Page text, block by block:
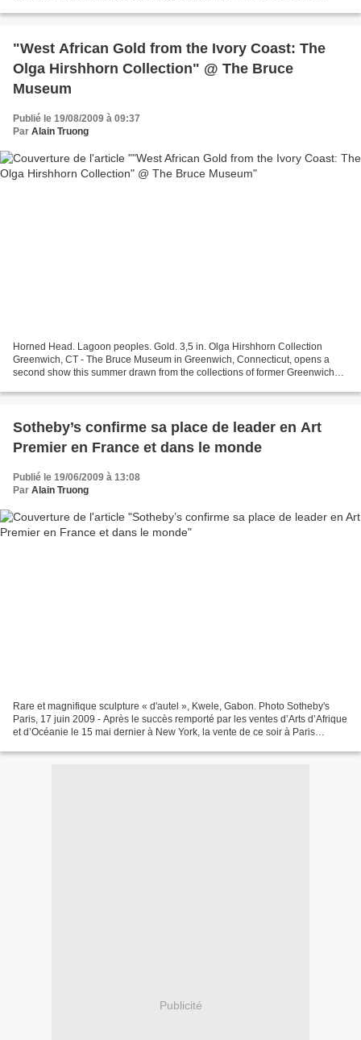
"West African Gold from the Ivory Coast: The
Olga Hirshhorn Collection" @ The Bruce
Museum
Publié le 19/08/2009 à 09:37
Par Alain Truong
Horned Head. Lagoon peoples. Gold. 3,5 in. Olga Hirshhorn Collection
Greenwich, CT - The Bruce Museum in Greenwich, Connecticut, opens a
second show this summer drawn from the collections of former Greenwich
Sotheby’s confirme sa place de leader en Art
Premier en France et dans le monde
Publié le 19/06/2009 à 13:08
Par Alain Truong
Rare et magnifique sculpture « d'autel », Kwele, Gabon. Photo Sotheby's
Paris, 17 juin 2009 - Après le succès remporté par les ventes d’Arts d’Afrique
et d’Océanie le 15 mai dernier à New York, la vente de ce soir à Paris
Publicité